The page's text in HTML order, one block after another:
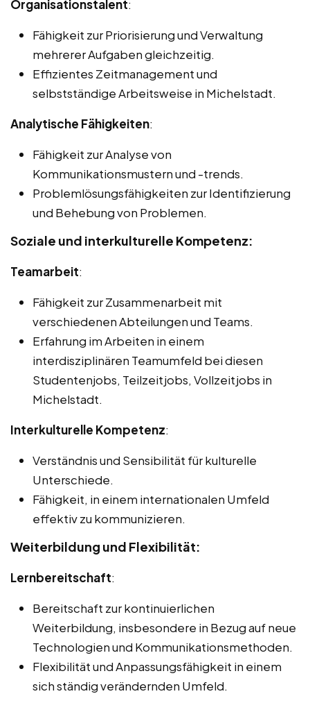
Organisationstalent:
Fähigkeit zur Priorisierung und Verwaltung
mehrerer Aufgaben gleichzeitig.
Effizientes Zeitmanagement und
selbstständige Arbeitsweise in Michelstadt.
Analytische Fähigkeiten:
Fähigkeit zur Analyse von
Kommunikationsmustern und -trends.
Problemlösungsfähigkeiten zur Identifizierung
und Behebung von Problemen.
Soziale und interkulturelle Kompetenz:
Teamarbeit:
Fähigkeit zur Zusammenarbeit mit
verschiedenen Abteilungen und Teams.
Erfahrung im Arbeiten in einem
interdisziplinären Teamumfeld bei diesen
Studentenjobs, Teilzeitjobs, Vollzeitjobs in
Michelstadt.
Interkulturelle Kompetenz:
Verständnis und Sensibilität für kulturelle
Unterschiede.
Fähigkeit, in einem internationalen Umfeld
effektiv zu kommunizieren.
Weiterbildung und Flexibilität:
Lernbereitschaft:
Bereitschaft zur kontinuierlichen
Weiterbildung, insbesondere in Bezug auf neue
Technologien und Kommunikationsmethoden.
Flexibilität und Anpassungsfähigkeit in einem
sich ständig verändernden Umfeld.